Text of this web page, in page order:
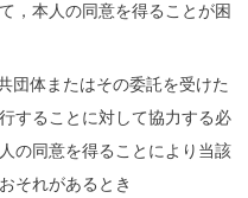
，本人の同意を得ることが困
団体またはその委託を受けた
することに対して協力する必
の同意を得ることにより当該
それがあるとき